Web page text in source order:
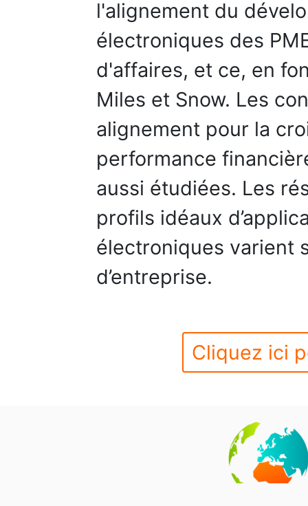
l'alignement du
électroniques des
d'affaires, et ce, en
Miles et Snow. Les
alignement pour la
performance
aussi étudiées. Les
profils idéaux
électroniques varient
d’entreprise.
Cliquez ici